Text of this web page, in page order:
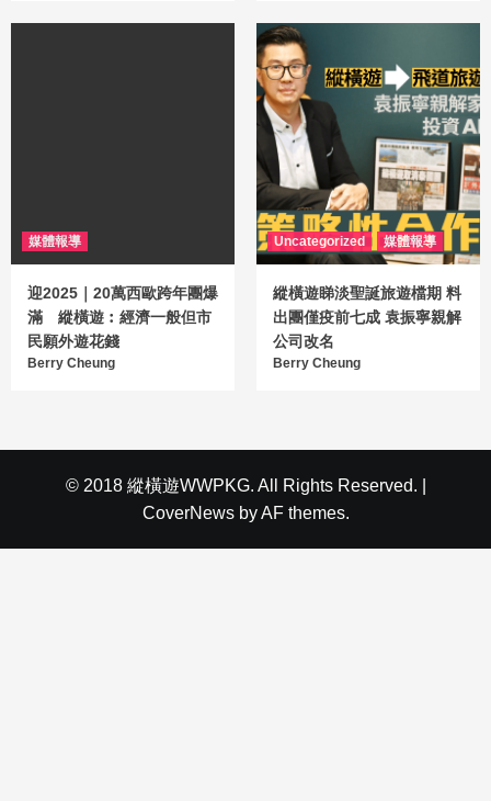
媒體報導
迎2025｜20萬西歐跨年團爆
滿 縱橫遊︰經濟一般但市
民願外遊花錢
Berry Cheung
Uncategorized 媒體報導
縱橫遊睇淡聖誕旅遊檔期 料
出團僅疫前七成 袁振寧親解
公司改名
Berry Cheung
© 2018 縱橫遊WWPKG. All Rights Reserved.
CoverNewsby AF themes.